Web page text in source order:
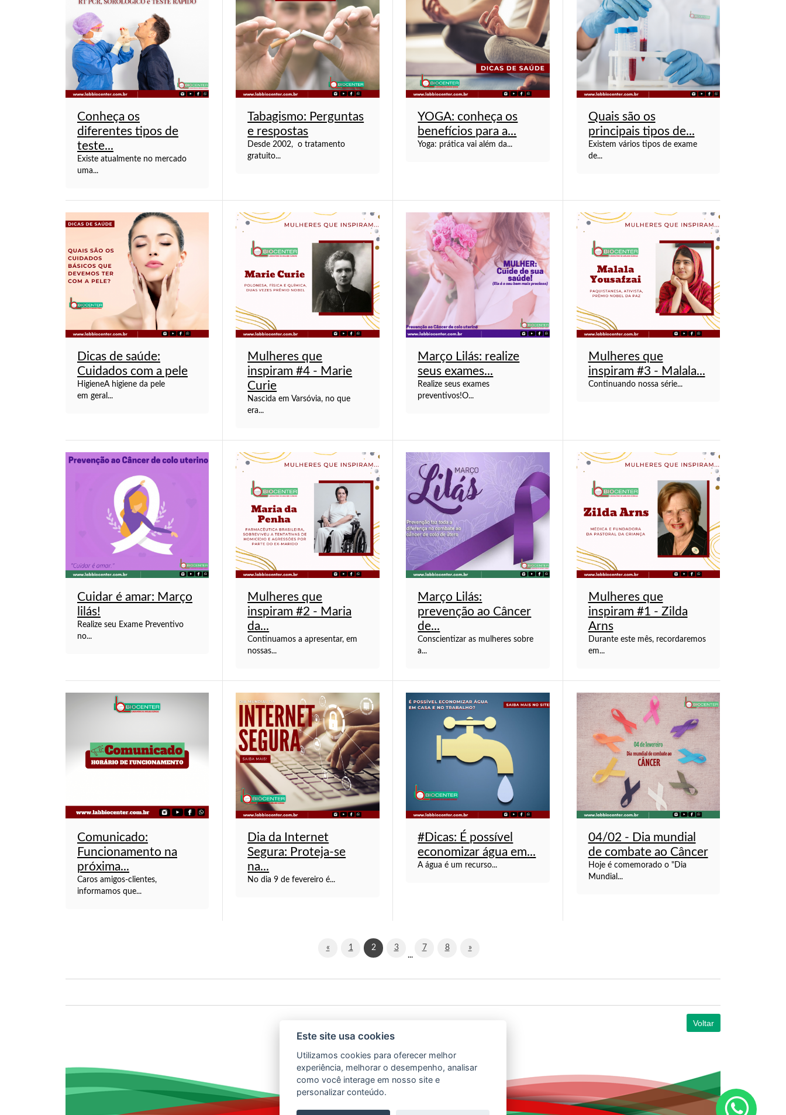
Conheça os
diferentes tipos de
teste...
Existe atualmente no mercado
uma...
Tabagismo: Perguntas
e respostas
Desde 2002, o tratamento
gratuito...
YOGA: conheça os
benefícios para a...
Yoga: prática vai além da...
Quais são os
principais tipos de...
Existem vários tipos de exame
de...
Dicas de saúde:
Cuidados com a pele
HigieneA higiene da pele
em geral...
Mulheres que
inspiram #4 - Marie
Curie
Nascida em Varsóvia, no que
era...
Março Lilás: realize
seus exames...
Realize seus exames
preventivos!O...
Mulheres que
inspiram #3 - Malala...
Continuando nossa série...
Cuidar é amar: Março
lilás!
Realize seu Exame Preventivo
no...
Mulheres que
inspiram #2 - Maria
da...
Continuamos a apresentar, em
nossas...
Março Lilás:
prevenção ao Câncer
de...
Conscientizar as mulheres sobre
a...
Mulheres que
inspiram #1 - Zilda
Arns
Durante este mês, recordaremos
em...
Comunicado:
Funcionamento na
próxima...
Caros amigos-clientes,
informamos que...
Dia da Internet
Segura: Proteja-se
na...
No dia 9 de fevereiro é...
#Dicas: É possível
economizar água em...
A água é um recurso...
04/02 - Dia mundial
de combate ao Câncer
Hoje é comemorado o "Dia
Mundial...
« 1 2
3
...
7 8 »
Voltar
Este site usa cookies
Utilizamos cookies para oferecer melhor
experiência, melhorar o desempenho, analisar
como você interage em nosso site e
personalizar conteúdo.